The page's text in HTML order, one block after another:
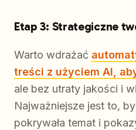
Etap 3: Strategiczne
Warto wdrażać
treści z użyciem AI,
ale bez utraty jakości i
Najważniejsze jest to,
pokrywała temat i